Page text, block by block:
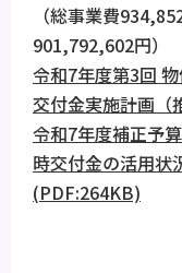
（総事業費
901,792,602円）
令和7年度第3回
交付金実施計画（
令和7年度補正予
時交付金の活用状
(PDF:264KB)